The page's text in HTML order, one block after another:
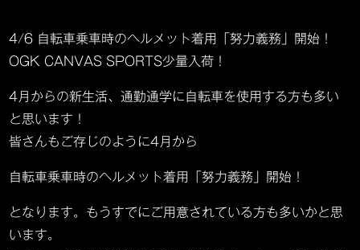
4/6 自転車乗車時のヘルメット着用「努力義務」開始！
OGK CANVAS SPORTS少量入荷！
4月からの新生活、通勤通学に自転車を使用する方も多い
と思います！
皆さんもご存じのように4月から
自転車乗車時のヘルメット着用「努力義務」開始！
となります。もうすでにご用意されている方も多いかと思
います。